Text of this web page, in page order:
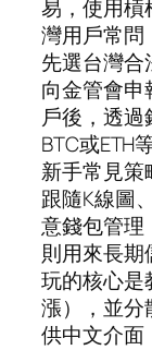
易，使用槓
灣用戶常問
先選台灣合
向金管會申
戶後，透過
BTC或ETH
新手常見策
跟隨K線圖
意錢包管理
則用來長
玩的核心是
漲），並分
供中文介面